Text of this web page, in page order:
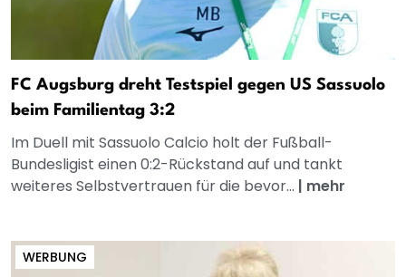
FC Augsburg dreht Testspiel gegen US Sassuolo
beim Familientag 3:2
Im Duell mit Sassuolo Calcio holt der Fußball-
Bundesligist einen 0:2-Rückstand auf und tankt
weiteres Selbstvertrauen für die bevor... | mehr
WERBUNG